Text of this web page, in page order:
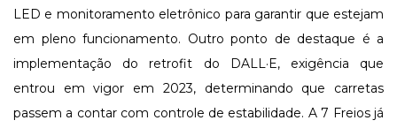
LED e monitoramento eletrônico para garantir que estejam
em pleno funcionamento. Outro ponto de destaque é a
implementação do retrofit do DALL·E, exigência que
entrou em vigor em 2023, determinando que carretas
passem a contar com controle de estabilidade. A 7 Freios já